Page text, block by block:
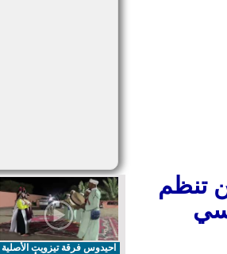
تنظم
احيدوس فرقة تيزويت الأصلية